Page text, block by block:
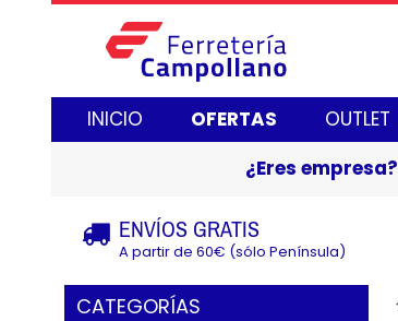
INICIO OFERTAS OUTLET
¿Eres empresa?
ENVÍOS GRATIS
A partir de 60€ (sólo Península)
CATEGORÍAS